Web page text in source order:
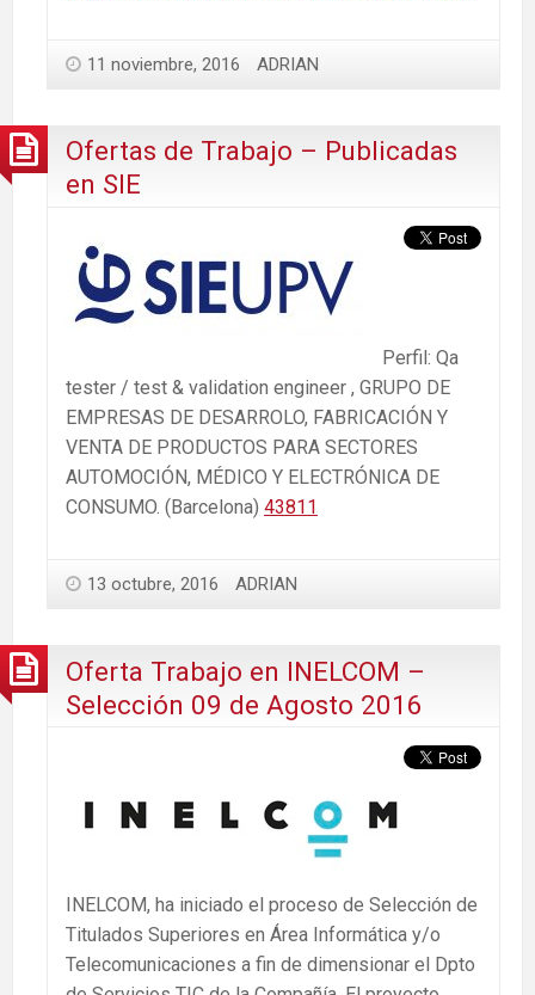
11 noviembre, 2016 ADRIAN
Ofertas de Trabajo – Publicadas
en SIE
Perfil: Qa
tester / test & validation engineer , GRUPO DE
EMPRESAS DE DESARROLO, FABRICACIÓN Y
VENTA DE PRODUCTOS PARA SECTORES
AUTOMOCIÓN, MÉDICO Y ELECTRÓNICA DE
CONSUMO. (Barcelona) 43811
13 octubre, 2016 ADRIAN
Oferta Trabajo en INELCOM –
Selección 09 de Agosto 2016
INELCOM, ha iniciado el proceso de Selección de
Titulados Superiores en Área Informática y/o
Telecomunicaciones a fin de dimensionar el Dpto